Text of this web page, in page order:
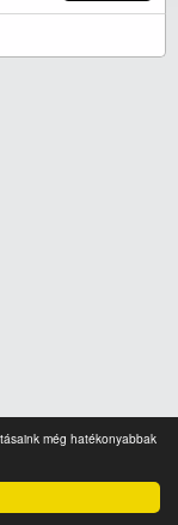
még hatékonyabbak